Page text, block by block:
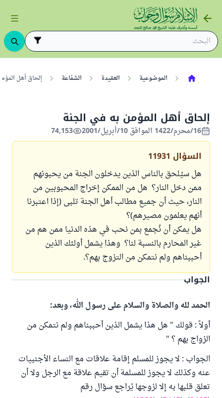
الموضوعية العقيدة الشفاعة إلحاق أهل
إلحاق أهل المؤمن به في الجنة
16/محرم/1422 الموافق 10/أبريل/2001 74,153
السؤال 11931
هل سيُلحق بالناس الذين يدخلون الجنة من يحبونهم
ممن دخل النار؟ هل من الممكن إخراج المحبوبين من
النار، حيث أن جميع مطالب أهل الجنة تلبى (إذا اعتبرنا
أنهم يعلمون مصيرهم)؟
هل يمكن أن نُجمع بمن نحب في هذه الدنيا ممن هم من
غير المحارم بالنسبة لنا؟ وهذا يشمل أولئك الذين
أحببناهم ولم نتمكن من التزوج بهم؟.
الجواب
الحمد لله والصلاة والسلام على رسول الله، وبعد:
أولاً : قولك " هل هذا يشمل الذين أحببناهم ولم نتمكن من
الزواج بهم ؟ "
الجواب : لا يجوز للمسلم إقامة علاقات مع النساء الأجنبيات
عنه وكذلك لا يجوز للمسلمة أن تقيم علاقة مع الرجل ولا أن
تعلق قلبها به إلا لزوجها يُراجع سؤال رقم